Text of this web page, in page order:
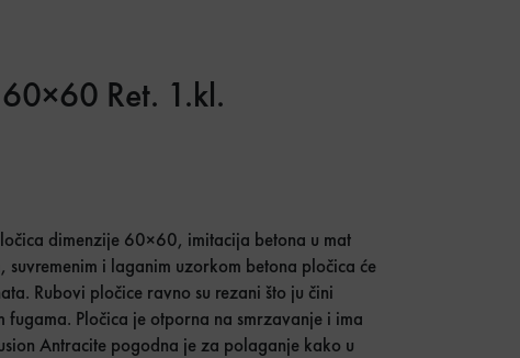
Ret. 1.kl.
dimenzije 60×60, imitacija betona u mat
i laganim uzorkom betona pločica će
Rubovi pločice ravno su rezani što ju čini
Pločica je otporna na smrzavanje i ima
Antracite pogodna je za polaganje kako u